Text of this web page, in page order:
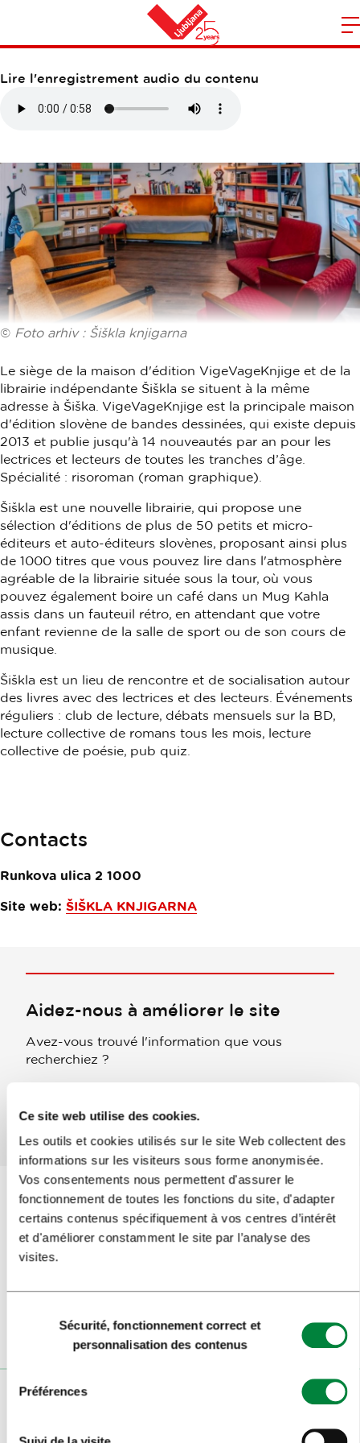
Ce site web utilise des cookies.
Les outils et cookies utilisés sur le site Web collectent des
informations sur les visiteurs sous forme anonymisée.
Vos consentements nous permettent d'assurer le
fonctionnement de toutes les fonctions du site, d'adapter
certains contenus spécifiquement à vos centres d’intérêt
et d'améliorer constamment le site par l’analyse des
visites.
consentement
Sécurité, fonctionnement correct et
personnalisation des contenus
Préférences
Maison
ŠIŠKLA KNJIGARNA
Lire l'enregistrement audio du contenu
© Foto arhiv : Šiškla knjigarna
Le siège de la maison d'édition VigeVageKnjige et de la
librairie indépendante Šiškla se situent à la même
adresse à Šiška. VigeVageKnjige est la principale maison
d'édition slovène de bandes dessinées, qui existe depuis
2013 et publie jusqu'à 14 nouveautés par an pour les
lectrices et lecteurs de toutes les tranches d’âge.
Spécialité : risoroman (roman graphique).
Šiškla est une nouvelle librairie, qui propose une
sélection d'éditions de plus de 50 petits et micro-
éditeurs et auto-éditeurs slovènes, proposant ainsi plus
de 1000 titres que vous pouvez lire dans l'atmosphère
agréable de la librairie située sous la tour, où vous
pouvez également boire un café dans un Mug Kahla
assis dans un fauteuil rétro, en attendant que votre
enfant revienne de la salle de sport ou de son cours de
musique.
Šiškla est un lieu de rencontre et de socialisation autour
des livres avec des lectrices et des lecteurs. Événements
réguliers : club de lecture, débats mensuels sur la BD,
lecture collective de romans tous les mois, lecture
collective de poésie, pub quiz.
Contacts
Runkova ulica 2 1000
Site web: ŠIŠKLA KNJIGARNA
Aidez-nous à améliorer le site
Avez-vous trouvé l'information que vous
recherchiez ?
Oui Non
Inscrivez-vous à lanewsletter
VISITES ET EXCURSIONS